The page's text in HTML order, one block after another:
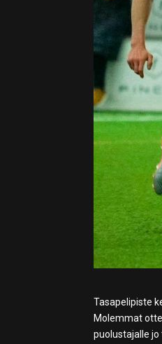
Tasapelipiste
Molemmat
puolustajalle jo